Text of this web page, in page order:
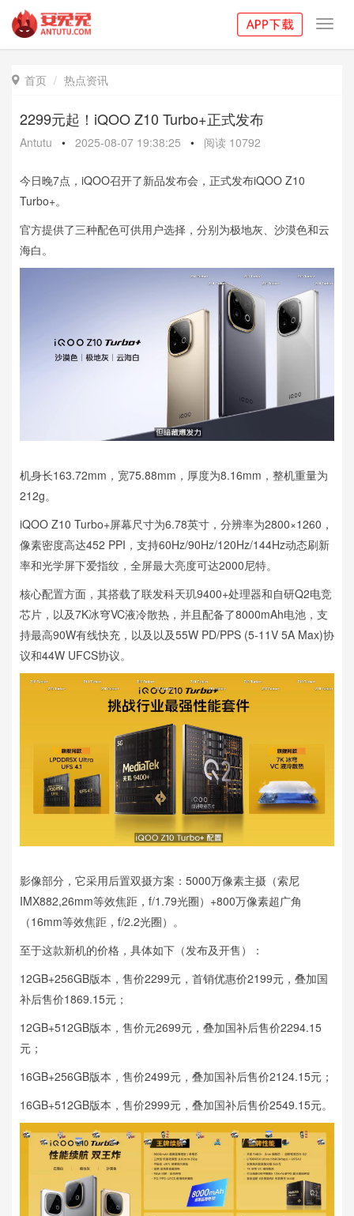
 首页 热点资讯
2299元起！iQOO Z10 Turbo+正式发布
Antutu • 2025-08-07 19:38:25 • 阅读 10792
今日晚7点，iQOO召开了新品发布会，正式发布iQOO Z10
Turbo+。
官方提供了三种配色可供用户选择，分别为极地灰、沙漠色和云
海白。
机身长163.72mm，宽75.88mm，厚度为8.16mm，整机重量为
212g。
iQOO Z10 Turbo+屏幕尺寸为6.78英寸，分辨率为2800×1260，
像素密度高达452 PPI，支持60Hz/90Hz/120Hz/144Hz动态刷新
率和光学屏下爱指纹，全屏最大亮度可达2000尼特。
核心配置方面，其搭载了联发科天玑9400+处理器和自研Q2电竞
芯片，以及7K冰穹VC液冷散热，并且配备了8000mAh电池，支
持最高90W有线快充，以及以及55W PD/PPS (5-11V 5A Max)协
议和44W UFCS协议。
影像部分，它采用后置双摄方案：5000万像素主摄（索尼
IMX882,26mm等效焦距，f/1.79光圈）+800万像素超广角
（16mm等效焦距，f/2.2光圈）。
至于这款新机的价格，具体如下（发布及开售）：
12GB+256GB版本，售价2299元，首销优惠价2199元，叠加国
补后售价1869.15元；
12GB+512GB版本，售价元2699元，叠加国补后售价2294.15
元；
16GB+256GB版本，售价2499元，叠加国补后售价2124.15元；
16GB+512GB版本，售价2999元，叠加国补后售价2549.15元。